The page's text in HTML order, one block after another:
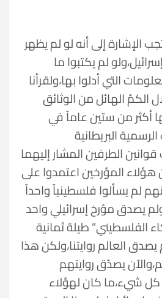
الإشارة إلى أنه لو لم يظهر
لم يكتبوا ما
التي أدلوا بها،ولقرأنا
الكمّ الهائل من الوثائق
أكثر من ستين عاماً في
البريطانية
الطرفين المشار إليهما
المؤرخين اعتمدوا على
لم يسألوا فلسطينياً واحداً
يصدق مؤرخ إسرائيلي واحد
الفلسطيني” طيلة ثمانية
العالم روايتنا،ولكن هذا
يصدّق روايتهم
كل شيء،ما كان لهؤلاء